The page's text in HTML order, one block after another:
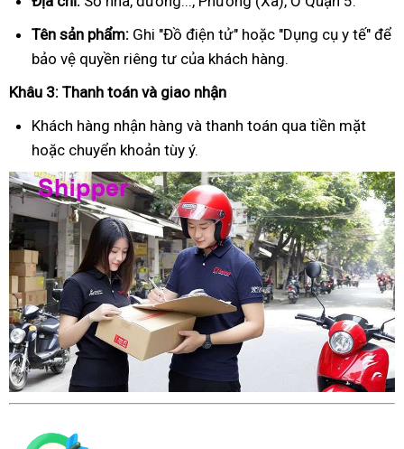
Tên sản phẩm: Ghi "Đồ điện tử" hoặc "Dụng cụ y tế" để
bảo vệ quyền riêng tư của khách hàng.
Khâu 3: Thanh toán và giao nhận
Khách hàng nhận hàng và thanh toán qua tiền mặt
hoặc chuyển khoản tùy ý.